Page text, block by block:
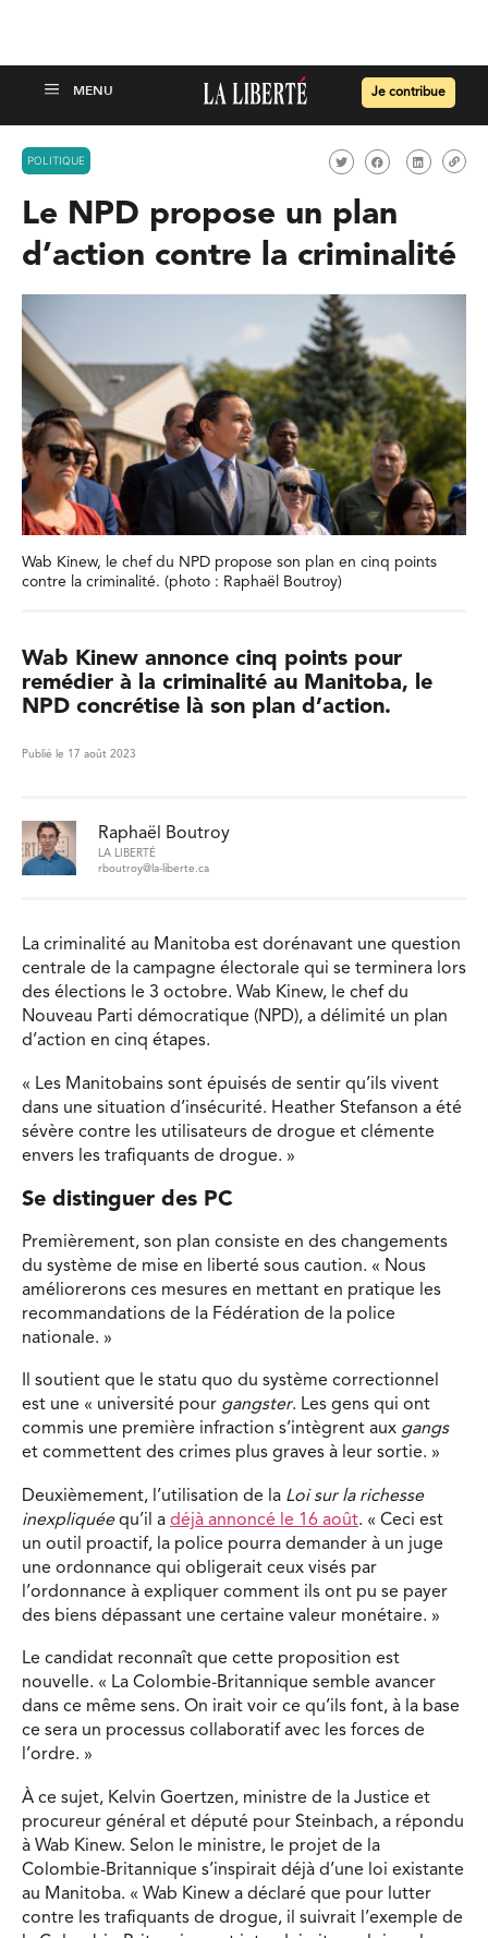
Je contribue
POLITIQUE
Le NPD propose un plan
d’action contre la criminalité
Wab Kinew, le chef du NPD propose son plan en cinq points
contre la criminalité. (photo : Raphaël Boutroy)
Wab Kinew annonce cinq points pour
remédier à la criminalité au Manitoba, le
NPD concrétise là son plan d’action.
Publié le 17 août 2023
Raphaël Boutroy
LA LIBERTÉ
rboutroy@la-liberte.ca
La criminalité au Manitoba est dorénavant une question
centrale de la campagne électorale qui se terminera lors
des élections le 3 octobre. Wab Kinew, le chef du
Nouveau Parti démocratique (NPD), a délimité un plan
d’action en cinq étapes.
« Les Manitobains sont épuisés de sentir qu’ils vivent
dans une situation d’insécurité. Heather Stefanson a été
sévère contre les utilisateurs de drogue et clémente
envers les trafiquants de drogue. »
Se distinguer des PC
Premièrement, son plan consiste en des changements
du système de mise en liberté sous caution. « Nous
améliorerons ces mesures en mettant en pratique les
recommandations de la Fédération de la police
nationale. »
Il soutient que le statu quo du système correctionnel
est une « université pour gangster. Les gens qui ont
commis une première infraction s’intègrent aux gangs
et commettent des crimes plus graves à leur sortie. »
Deuxièmement, l’utilisation de la Loi sur la richesse
inexpliquéequ’il a déjà annoncé le 16 août. « Ceci est
un outil proactif, la police pourra demander à un juge
une ordonnance qui obligerait ceux visés par
l’ordonnance à expliquer comment ils ont pu se payer
des biens dépassant une certaine valeur monétaire. »
Le candidat reconnaît que cette proposition est
nouvelle. « La Colombie-Britannique semble avancer
dans ce même sens. On irait voir ce qu’ils font, à la base
ce sera un processus collaboratif avec les forces de
l’ordre. »
À ce sujet, Kelvin Goertzen, ministre de la Justice et
procureur général et député pour Steinbach, a répondu
à Wab Kinew. Selon le ministre, le projet de la
Colombie-Britannique s’inspirait déjà d’une loi existante
au Manitoba. « Wab Kinew a déclaré que pour lutter
contre les trafiquants de drogue, il suivrait l’exemple de